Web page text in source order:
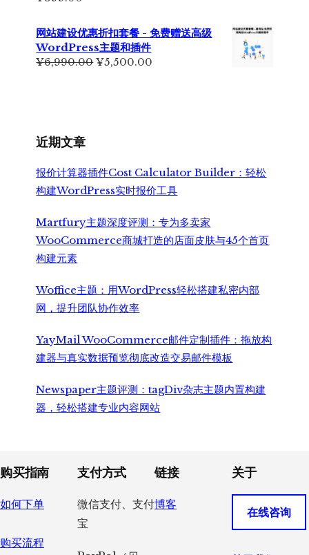
网站建设优惠折扣套餐 - 免费赠送高级
WordPress主题和插件
¥6,990.00原
¥5,500.00
近期文章
报价计算器插件Cost Calculator Builder：轻松
构建WordPress实时报价工具
Martfury主题深度评测：专为多卖家
WooCommerce商城打造的店面皮肤与45个首页
构建元素
Woffice主题：用WordPress轻松搭建私密内部
网，提升团队协作效率
YayMail WooCommerce邮件定制插件：拖放构
建器与真实数据预览彻底改造交易邮件模板
Newspaper主题评测：tagDiv杂志主题内置构建
器，轻松搭建专业内容网站
Footer
购买指南
如何下单
购买流程
支付方式
微信支付、支付
宝
链接
博客
关于
在线咨询